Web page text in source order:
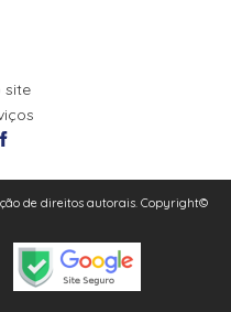
site
de direitos autorais. Copyright©